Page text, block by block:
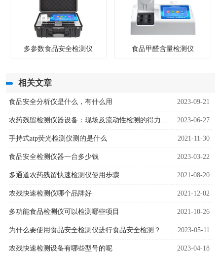
多参数食品安全检测仪 食品甲醛含量检测仪
相关文章
食品安全分析仪是什么，有什么用 2023-09-21
农药残留检测仪器设备：现场及流动性检测的得力助手 2023-06-27
手持式atp荧光检测仪测的是什么 2021-11-30
食品安全检测仪器一台多少钱 2023-03-22
多通道农药残留快速检测仪使用步骤 2021-08-20
农残快速检测仪哪个品牌好 2021-12-02
多功能食品检测仪可以检测哪些项目 2021-10-26
为什么要使用食品安全检测仪进行食品安全检测？ 2023-05-11
农残快速检测设备有哪些型号的呢 2023-04-18